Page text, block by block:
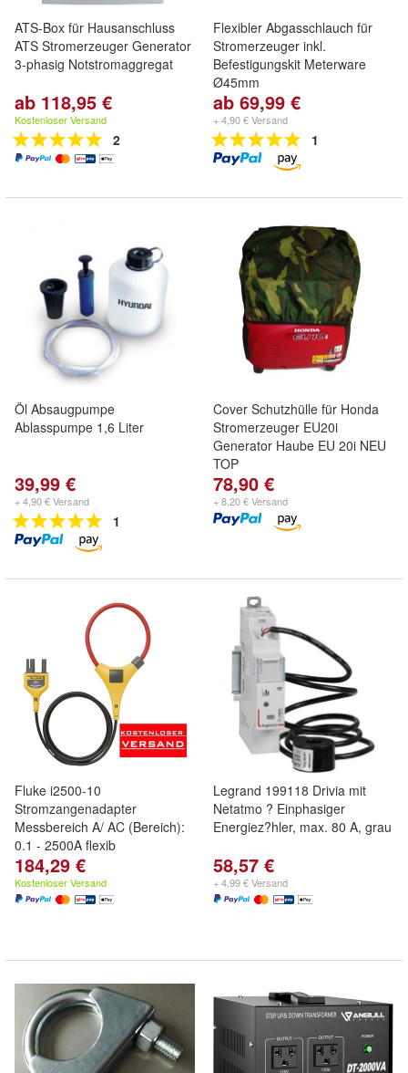
ATS-Box für Hausanschluss
ATS Stromerzeuger Generator
3-phasig Notstromaggregat
ab 118,95 €
Kostenloser Versand
2
Flexibler Abgasschlauch für
Stromerzeuger inkl.
Befestigungskit Meterware
Ø45mm
ab 69,99 €
+ 4,90 € Versand
1
Öl Absaugpumpe
Ablasspumpe 1,6 Liter
39,99 €
+ 4,90 € Versand
1
Cover Schutzhülle für Honda
Stromerzeuger EU20i
Generator Haube EU 20i NEU
TOP
78,90 €
+ 8,20 € Versand
Fluke i2500-10
Stromzangenadapter
Messbereich A/ AC (Bereich):
0.1 - 2500A flexib
184,29 €
Kostenloser Versand
Legrand 199118 Drivia mit
Netatmo ? Einphasiger
Energiez?hler, max. 80 A, grau
58,57 €
+ 4,99 € Versand